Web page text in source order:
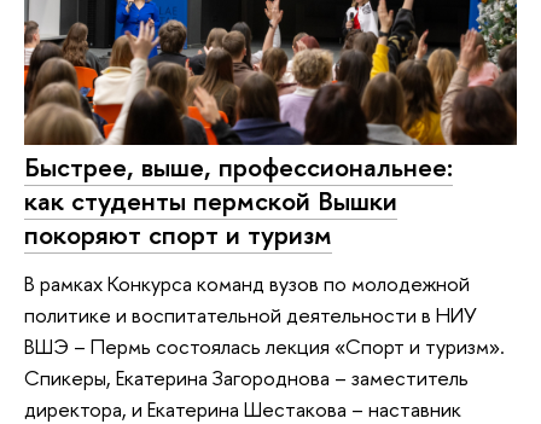
Быстрее, выше, профессиональнее:
как студенты пермской Вышки
покоряют спорт и туризм
В рамках Конкурса команд вузов по молодежной
политике и воспитательной деятельности в НИУ
ВШЭ – Пермь состоялась лекция «Спорт и туризм».
Спикеры, Екатерина Загороднова – заместитель
директора, и Екатерина Шестакова – наставник